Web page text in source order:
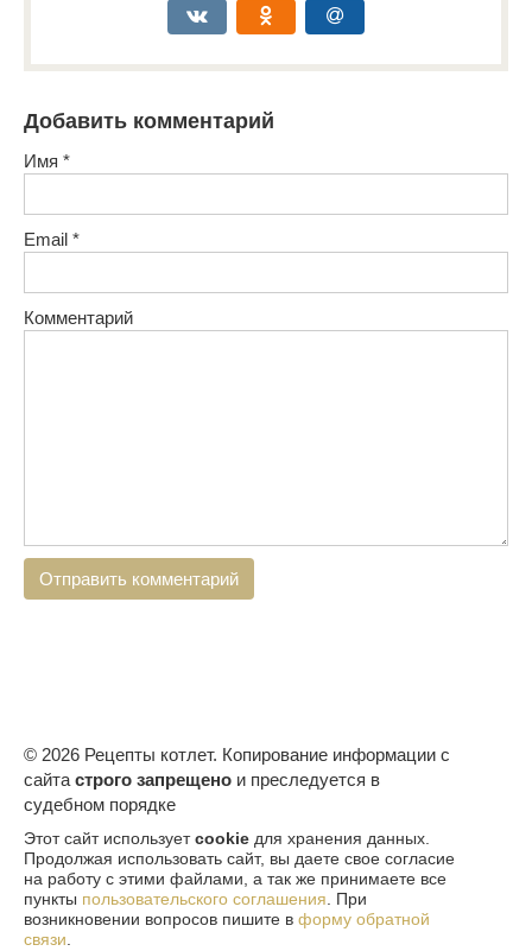
Добавить комментарий
Имя *
Email *
Комментарий
© 2026 Рецепты котлет. Копирование информации с
сайта строго запрещено и преследуется в
судебном порядке
Этот сайт использует cookie для хранения данных.
Продолжая использовать сайт, вы даете свое согласие
на работу с этими файлами, а так же принимаете все
пункты пользовательского соглашения . При
возникновении вопросов пишите в форму обратной
связи